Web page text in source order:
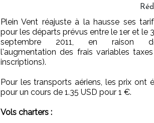
Plein Vent réajuste à la hausse ses
pour les départs prévus entre le 1er et le
septembre 2011, en raison
l'augmentation des frais variables
inscriptions).
Pour les transports aériens, les prix ont
pour un cours de 1.35 USD pour 1 €.
Vols charters :